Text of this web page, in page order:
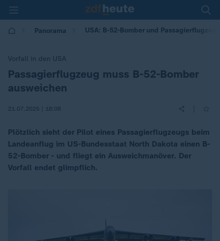
Panorama USA: B-52-Bomber und
Vorfall in den USA
:Passagierflugzeug muss B-52-Bomber
ausweichen
21.07.2025 | 18:08
Plötzlich sieht der Pilot eines Passagierflugzeugs beim
Landeanflug im US-Bundesstaat North Dakota einen B-
52-Bomber - und fliegt ein Ausweichmanöver. Der
Vorfall endet glimpflich.